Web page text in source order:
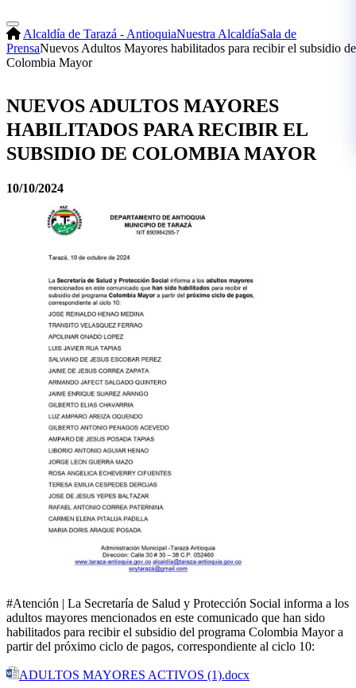
Alcaldía de Tarazá - AntioquiaNuestra AlcaldíaSala de
PrensaNuevos Adultos Mayores habilitados para recibir el subsidio de
Colombia Mayor
NUEVOS ADULTOS MAYORES
HABILITADOS PARA RECIBIR EL
SUBSIDIO DE COLOMBIA MAYOR
10/10/2024
#Atención | La Secretaría de Salud y Protección Social informa a los
adultos mayores mencionados en este comunicado que han sido
habilitados para recibir el subsidio del programa Colombia Mayor a
partir del próximo ciclo de pagos, correspondiente al ciclo 10:
ADULTOS MAYORES ACTIVOS (1).docx